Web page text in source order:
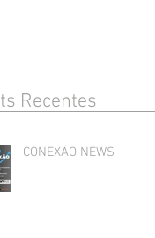
Recentes
CONEXÃO NEWS